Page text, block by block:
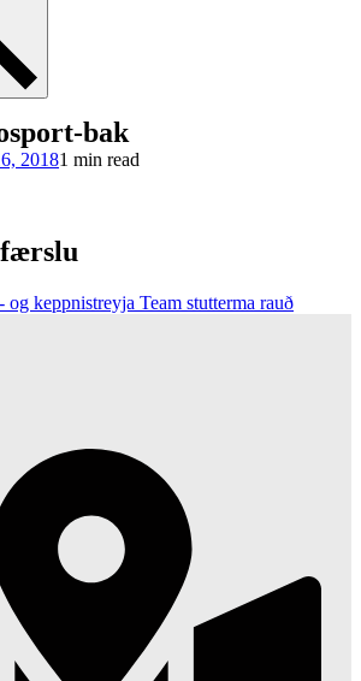
bak
20181 min read
keppnistreyja Team stutterma rauð